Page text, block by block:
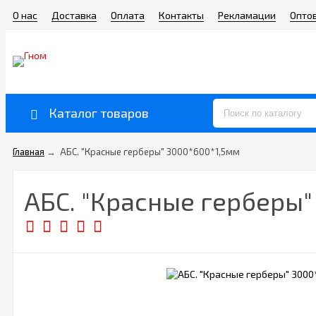
О нас Доставка Оплата Контакты Рекламации
Каталог товаров
Главная → АБС. "Красные герберы" 3000*600*1,5мм
АБС. "Красные